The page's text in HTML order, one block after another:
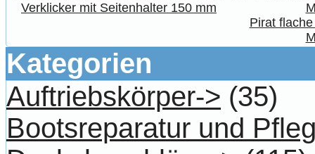
Verklicker mit Seitenhalter 150 mm
Pirat
Kategorien
Auftriebskörper-> (35)
Bootsreparatur und